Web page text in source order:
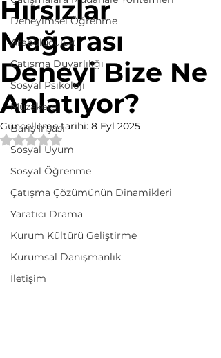
Deneyimsel Öğrenme
Arabuluculuk
Çatışma Duyarlılığı
Sosyal Psikoloji
Müzakere
Barış İnşası
Sosyal Uyum
Sosyal Öğrenme
Çatışma Çözümünün Dinamikleri
Yaratıcı Drama
Kurum Kültürü Geliştirme
Kurumsal Danışmanlık
İletişim
Hırsızlar
Mağarası
Deneyi Bize Ne
Anlatıyor?
Güncelleme tarihi: 8 Eyl 2025
5 üzerinden NaN yıldız